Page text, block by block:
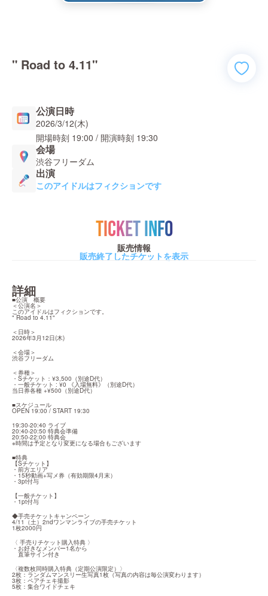
" Road to 4.11"
公演日時
2026/3/12(木)
開場時刻 19:00 / 開演時刻 19:30
会場
渋谷フリーダム
出演
このアイドルはフィクションです
TICKET INFO
販売情報
販売終了したチケットを表示
詳細
■公演　概要
＜公演名＞
このアイドルはフィクションです。
" Road to 4.11"
＜日時＞
2026年3月12日(木)
＜会場＞
渋谷フリーダム
＜券種＞
・Sチケット：¥3,500（別途D代）
・一般チケット : ¥0 《入場無料》（別途D代）
当日券各種 +¥500（別途D代）
■スケジュール
OPEN 19:00 / START 19:30
19:30-20:40 ライブ
20:40-20:50 特典会準備
20:50-22:00 特典会
※時間は予定となり変更になる場合もございます
■特典
【Sチケット】
・前方エリア
・15秒動画+写メ券（有効期限4月末）
・3pt付与
【一般チケット】
・1pt付与
◆手売チケットキャンペーン
4/11（土）2ndワンマンライブの手売チケット
1枚2000円
〈 手売りチケット購入特典 〉
・お好きなメンバー1名から
直筆サイン付き
〈複数枚同時購入特典（定期公演限定）〉
2枚：ランダムマンスリー生写真1枚（写真の内容は毎公演変わります）
3枚：ペアチェキ撮影
5枚：集合ワイドチェキ